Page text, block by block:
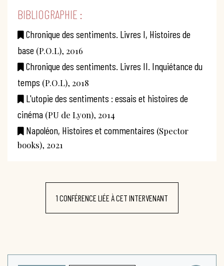
BIBLIOGRAPHIE :
Chronique des sentiments. Livres I, Histoires de
base (P.O.L), 2016
Chronique des sentiments. Livres II. Inquiétance du
temps (P.O.L), 2018
L'utopie des sentiments : essais et histoires de
cinéma (PU de Lyon), 2014
Napoléon, Histoires et commentaires (Spector
books), 2021
1 CONFÉRENCE LIÉE À CET INTERVENANT